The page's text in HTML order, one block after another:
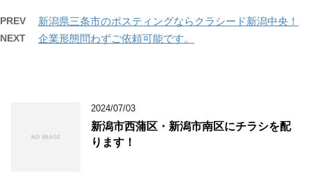
PREV 新潟県三条市のポスティングならクラシード新潟中央！
NEXT 企業形態問わずご依頼可能です。
2024/07/03
新潟市西蒲区・新潟市南区にチラシを配
ります！